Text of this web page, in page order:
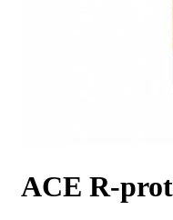
ACE R-